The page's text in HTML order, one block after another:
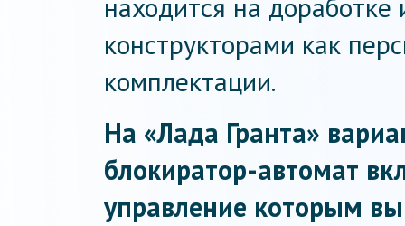
находится на доработке
конструкторами как
комплектации.
На «Лада Гранта»
блокиратор-автомат
управление которым